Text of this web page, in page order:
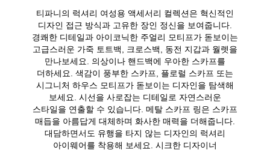
티파니의 럭셔리 여성용 액세서리 컬렉션은 혁신적인
디자인 접근 방식과 고유한 장인 정신을 보여줍니다.
경쾌한 디테일과 아이코닉한 주얼리 모티프가 돋보이는
고급스러운 가죽 토트백, 크로스백, 동전 지갑과 월렛을
만나보세요. 의상이나 핸드백에 우아한 스카프를
더하세요. 색감이 풍부한 스카프, 플로럴 스카프 또는
시그니처 하우스 모티프가 돋보이는 디자인을 탐색해
보세요. 시선을 사로잡는 디테일로 자연스러운
스타일을 연출할 수 있습니다. 메탈 스카프 링은 스카프
매듭을 아름답게 대체하며 화사한 매력을 더해줍니다.
대담하면서도 유행을 타지 않는 디자인의 럭셔리
아이웨어를 착용해 보세요. 시크한 디자이너